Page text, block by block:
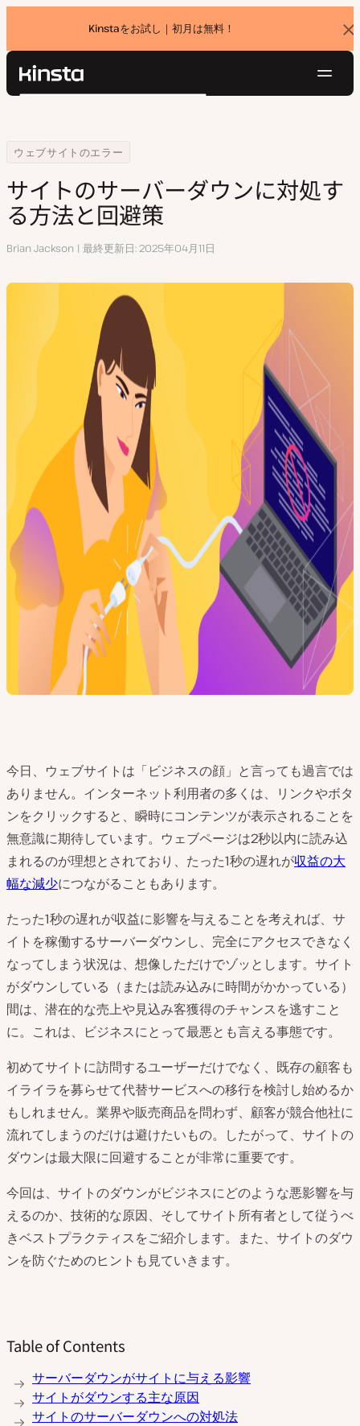
Kinstaをお試し｜初月は無料！
バ
ナ
Kinsta®
ョ
価格設定
お問い合わせ
検
Home
リソースセンター
ウェブサイトのエラー
サイトのサーバーダウンに対処する方法と回避策
サイトのサーバーダウンに対処す
る方法と回避策
執
Brian Jackson 最終更新日 2025年04月11日
今日、ウェブサイトは「ビジネスの顔」と言っても過言では
ありません。インターネット利用者の多くは、リンクやボタ
ンをクリックすると、瞬時にコンテンツが表示されることを
無意識に期待しています。ウェブページは2秒以内に読み込
まれるのが理想とされており、たった1秒の遅れが収益の大
幅な減少につながることもあります。
たった1秒の遅れが収益に影響を与えることを考えれば、サ
イトを稼働するサーバーダウンし、完全にアクセスできなく
なってしまう状況は、想像しただけでゾッとします。サイト
がダウンしている（または読み込みに時間がかかっている）
間は、潜在的な売上や見込み客獲得のチャンスを逃すこと
に。これは、ビジネスにとって最悪とも言える事態です。
初めてサイトに訪問するユーザーだけでなく、既存の顧客も
イライラを募らせて代替サービスへの移行を検討し始めるか
もしれません。業界や販売商品を問わず、顧客が競合他社に
流れてしまうのだけは避けたいもの。したがって、サイトの
ダウンは最大限に回避することが非常に重要です。
今回は、サイトのダウンがビジネスにどのような悪影響を与
えるのか、技術的な原因、そしてサイト所有者として従うべ
きベストプラクティスをご紹介します。また、サイトのダウ
ンを防ぐためのヒントも見ていきます。
Table of Contents
サーバーダウンがサイトに与える影響
サイトがダウンする主な原因
サイトのサーバーダウンへの対処法